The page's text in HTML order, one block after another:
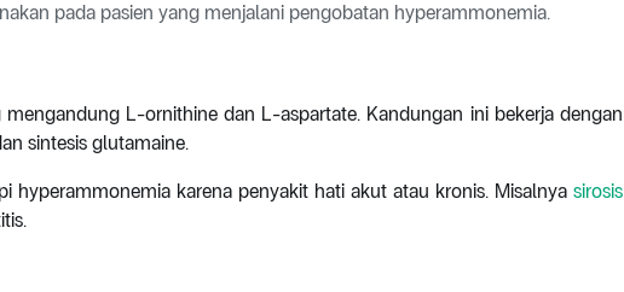
pada pasien yang menjalani pengobatan hyperammonemia.
L-ornithine dan L-aspartate. Kandungan ini bekerja dengan
sintesis glutamaine.
hyperammonemia karena penyakit hati akut atau kronis. Misalnya sirosis